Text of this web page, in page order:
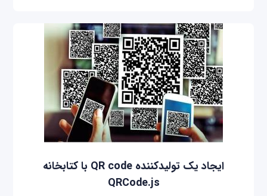
ایجاد یک تولیدکننده QR code با کتابخانه
QRCode.js